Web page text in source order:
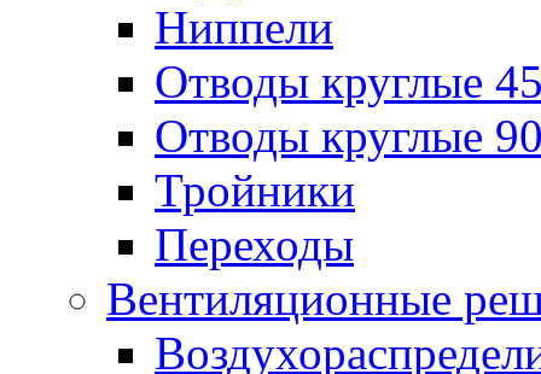
Ниппели
Отводы круглые
Отводы круглые
Тройники
Переходы
Вентиляционные